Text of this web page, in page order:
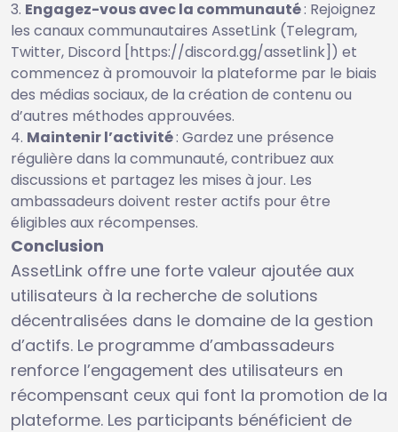
Engagez-vous avec la communauté: Rejoignez
les canaux communautaires AssetLink (Telegram,
Twitter, Discord [https://discord.gg/assetlink]) et
commencez à promouvoir la plateforme par le biais
des médias sociaux, de la création de contenu ou
d’autres méthodes approuvées.
Maintenir l’activité: Gardez une présence
régulière dans la communauté, contribuez aux
discussions et partagez les mises à jour. Les
ambassadeurs doivent rester actifs pour être
éligibles aux récompenses.
Conclusion
AssetLink offre une forte valeur ajoutée aux
utilisateurs à la recherche de solutions
décentralisées dans le domaine de la gestion
d’actifs. Le programme d’ambassadeurs
renforce l’engagement des utilisateurs en
récompensant ceux qui font la promotion de la
plateforme. Les participants bénéficient de